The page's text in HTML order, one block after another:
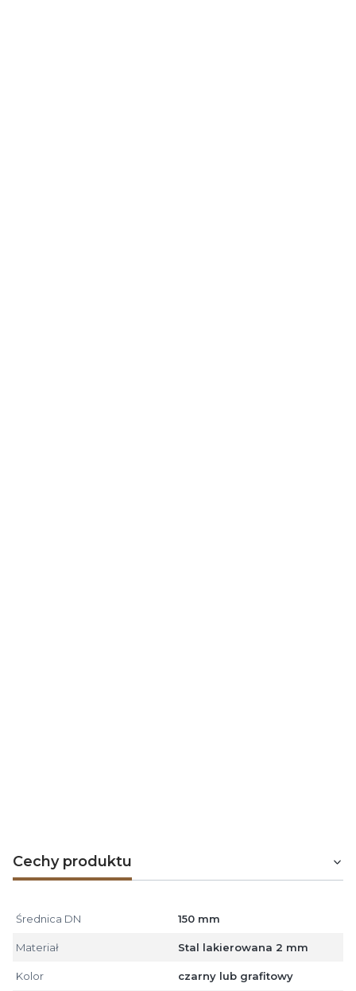
Cechy produktu
Średnica DN 150 mm
Materiał Stal lakierowana 2 mm
Kolor czarny lub grafitowy